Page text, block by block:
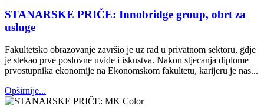
STANARSKE PRIČE: Innobridge group, obrt za
usluge
Fakultetsko obrazovanje završio je uz rad u privatnom sektoru, gdje
je stekao prve poslovne uvide i iskustva. Nakon stjecanja diplome
prvostupnika ekonomije na Ekonomskom fakultetu, karijeru je nas...
Opširnije...